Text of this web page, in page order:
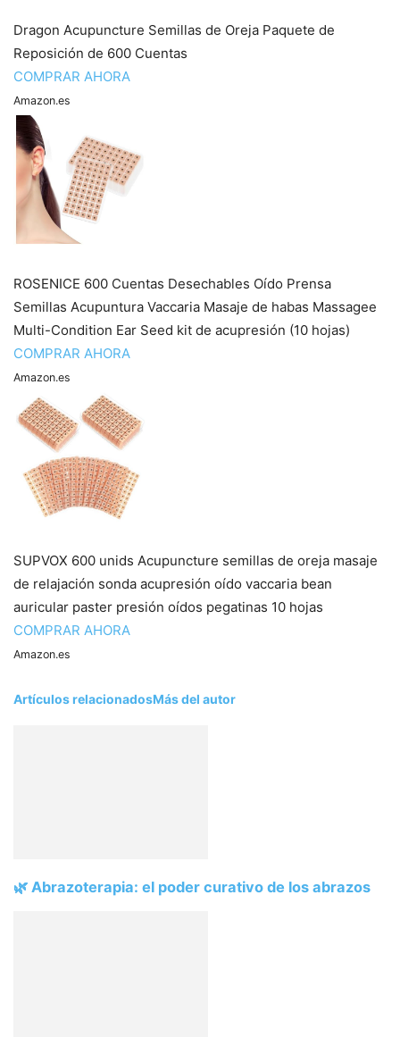
Dragon Acupuncture Semillas de Oreja Paquete de
Reposición de 600 Cuentas
COMPRAR AHORA
Amazon.es
ROSENICE 600 Cuentas Desechables Oído Prensa
Semillas Acupuntura Vaccaria Masaje de habas Massagee
Multi-Condition Ear Seed kit de acupresión (10 hojas)
COMPRAR AHORA
Amazon.es
SUPVOX 600 unids Acupuncture semillas de oreja masaje
de relajación sonda acupresión oído vaccaria bean
auricular paster presión oídos pegatinas 10 hojas
COMPRAR AHORA
Amazon.es
Artículos relacionadosMás del autor
🌿 Abrazoterapia: el poder curativo de los abrazos